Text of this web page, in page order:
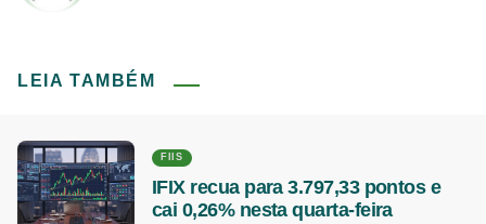
LEIA TAMBÉM
FIIS
IFIX recua para 3.797,33 pontos e
cai 0,26% nesta quarta-feira